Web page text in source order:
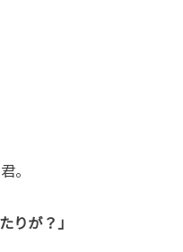
。
りが？」